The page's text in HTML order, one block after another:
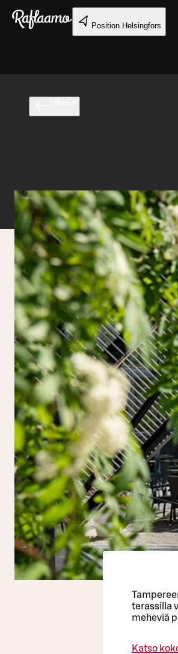
Gå till huvudinnehållet
Position Helsingfors
terassilla
meheviä
Katso